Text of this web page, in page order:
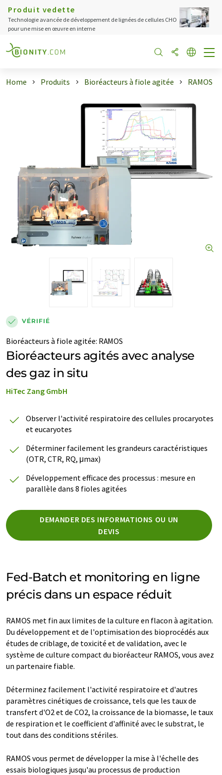
Produit vedette
Technologie avancée de développement de lignées de cellules CHO
pour une mise en œuvre en interne
Home Produits Bioréacteurs à fiole agitée RAMOS
VÉRIFIÉ
Bioréacteurs à fiole agitée: RAMOS
Bioréacteurs agités avec analyse
des gaz in situ
HiTec Zang GmbH
Observer l'activité respiratoire des cellules procaryotes
et eucaryotes
Déterminer facilement les grandeurs caractéristiques
(OTR, CTR, RQ, μmax)
Développement efficace des processus : mesure en
parallèle dans 8 fioles agitées
DEMANDER DES INFORMATIONS OU UN
DEVIS
Fed-Batch et monitoring en ligne
précis dans un espace réduit
RAMOS met fin aux limites de la culture en flacon à agitation.
Du développement et de l'optimisation des bioprocédés aux
études de criblage, de toxicité et de validation, avec le
système de culture compact du bioréacteur RAMOS, vous avez
un partenaire fiable.
Déterminez facilement l'activité respiratoire et d'autres
paramètres cinétiques de croissance, tels que les taux de
transfert d'O2 et de CO2, la croissance de la biomasse, le taux
de respiration et le coefficient d'affinité avec le substrat, le
tout dans des conditions stériles.
RAMOS vous permet de développer la mise à l'échelle des
essais biologiques jusqu'au processus de production